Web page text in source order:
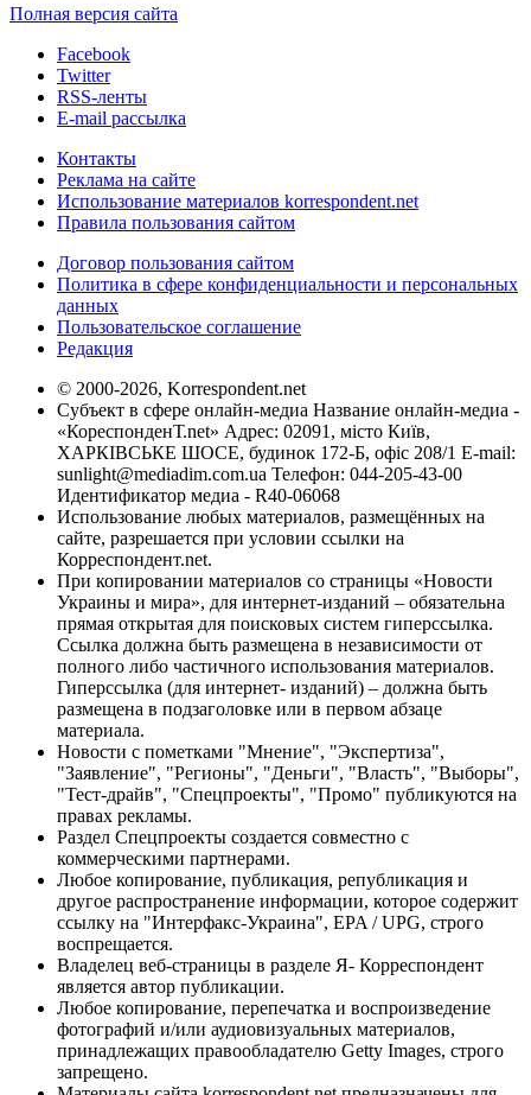
Полная версия сайта
Facebook
Twitter
RSS-ленты
E-mail рассылка
Контакты
Реклама на сайте
Использование материалов korrespondent.net
Правила пользования сайтом
Договор пользования сайтом
Политика в сфере конфиденциальности и персональных
данных
Пользовательское соглашение
Редакция
© 2000-2026, Korrespondent.net
Субъект в сфере онлайн-медиа Название онлайн-медиа -
«КореспонденТ.net» Адрес: 02091, місто Київ,
ХАРКІВСЬКЕ ШОСЕ, будинок 172-Б, офіс 208/1 E-mail:
sunlight@mediadim.com.ua Телефон: 044-205-43-00
Идентификатор медиа - R40-06068
Использование любых материалов, размещённых на
сайте, разрешается при условии ссылки на
Корреспондент.net.
При копировании материалов со страницы «Новости
Украины и мира», для интернет-изданий – обязательна
прямая открытая для поисковых систем гиперссылка.
Ссылка должна быть размещена в независимости от
полного либо частичного использования материалов.
Гиперссылка (для интернет- изданий) – должна быть
размещена в подзаголовке или в первом абзаце
материала.
Новости с пометками "Мнение", "Экспертиза",
"Заявление", "Регионы", "Деньги", "Власть", "Выборы",
"Тест-драйв", "Спецпроекты", "Промо" публикуются на
правах рекламы.
Раздел Спецпроекты создается совместно с
коммерческими партнерами.
Любое копирование, публикация, републикация и
другое распространение информации, которое содержит
ссылку на "Интерфакс-Украина", EPA / UPG, строго
воспрещается.
Владелец веб-страницы в разделе Я- Корреспондент
является автор публикации.
Любое копирование, перепечатка и воспроизведение
фотографий и/или аудиовизуальных материалов,
принадлежащих правообладателю Getty Images, строго
запрещено.